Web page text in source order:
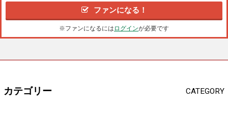
ファンになる！
※ファンになるには ログインが必要です
カテゴリー CATEGORY